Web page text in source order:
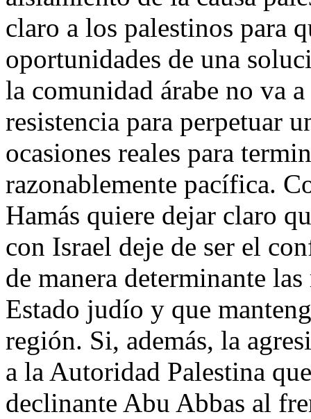
claro a los palestinos para
oportunidades de una
la comunidad árabe no va
resistencia para perpetuar
ocasiones reales para
razonablemente pacífica.
Hamás quiere dejar claro
con Israel deje de ser el
de manera determinante
Estado judío y que
región. Si, además, la
a la Autoridad Palestina
declinante Abu Abbas al